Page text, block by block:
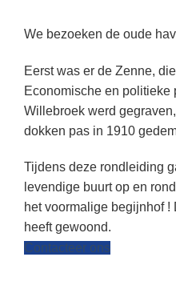
We bezoeken de oude
Eerst was er de Zenne,
Economische en politieke
Willebroek werd
dokken pas in 1910
Tijdens deze rondleiding
levendige buurt op en
het voormalige begijnhof
heeft gewoond.
Contacteer ons